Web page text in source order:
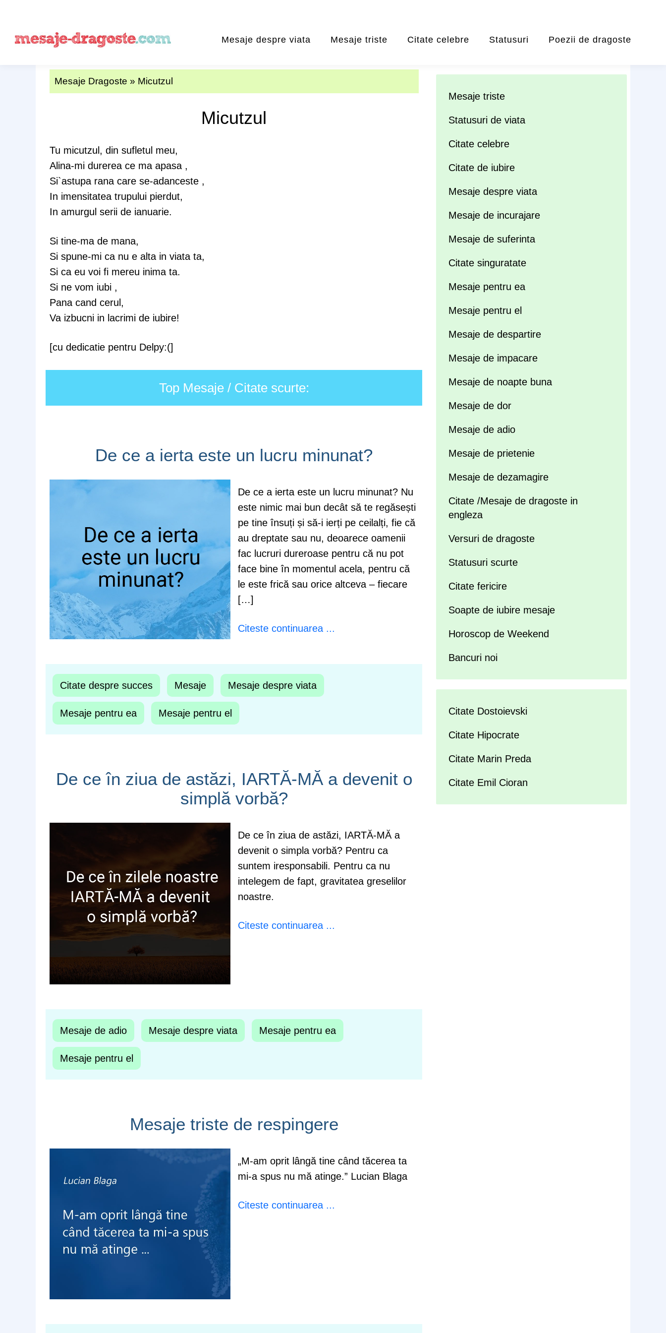
Mesaje despre viata Mesaje triste Citate celebre Statusuri Poezii de dragoste
Mesaje Dragoste » Micutzul
Micutzul
Tu micutzul, din sufletul meu,
Alina-mi durerea ce ma apasa ,
Si`astupa rana care se-adanceste ,
In imensitatea trupului pierdut,
In amurgul serii de ianuarie.
Si tine-ma de mana,
Si spune-mi ca nu e alta in viata ta,
Si ca eu voi fi mereu inima ta.
Si ne vom iubi ,
Pana cand cerul,
Va izbucni in lacrimi de iubire!
[cu dedicatie pentru Delpy:(]
Top Mesaje / Citate scurte:
De ce a ierta este un lucru minunat?
De ce a ierta este un lucru minunat? Nu
este nimic mai bun decât să te regăsești
pe tine însuți și să-i ierți pe ceilalți, fie că
au dreptate sau nu, deoarece oamenii
fac lucruri dureroase pentru că nu pot
face bine în momentul acela, pentru că
le este frică sau orice altceva – fiecare
[…]
Citeste continuarea ...
Citate despre succes Mesaje Mesaje despre viata
Mesaje pentru ea Mesaje pentru el
De ce în ziua de astăzi, IARTĂ-MĂ a devenit o
simplă vorbă?
De ce în ziua de astăzi, IARTĂ-MĂ a
devenit o simpla vorbă? Pentru ca
suntem iresponsabili. Pentru ca nu
intelegem de fapt, gravitatea greselilor
noastre.
Citeste continuarea ...
Mesaje de adio Mesaje despre viata Mesaje pentru ea
Mesaje pentru el
Mesaje triste de respingere
„M-am oprit lângă tine când tăcerea ta
mi-a spus nu mă atinge.” Lucian Blaga
Citeste continuarea ...
Mesaje triste
Statusuri de viata
Citate celebre
Citate de iubire
Mesaje despre viata
Mesaje de incurajare
Mesaje de suferinta
Citate singuratate
Mesaje pentru ea
Mesaje pentru el
Mesaje de despartire
Mesaje de impacare
Mesaje de noapte buna
Mesaje de dor
Mesaje de adio
Mesaje de prietenie
Mesaje de dezamagire
Citate /Mesaje de dragoste in
engleza
Versuri de dragoste
Statusuri scurte
Citate fericire
Soapte de iubire mesaje
Horoscop de Weekend
Bancuri noi
Citate Dostoievski
Citate Hipocrate
Citate Marin Preda
Citate Emil Cioran